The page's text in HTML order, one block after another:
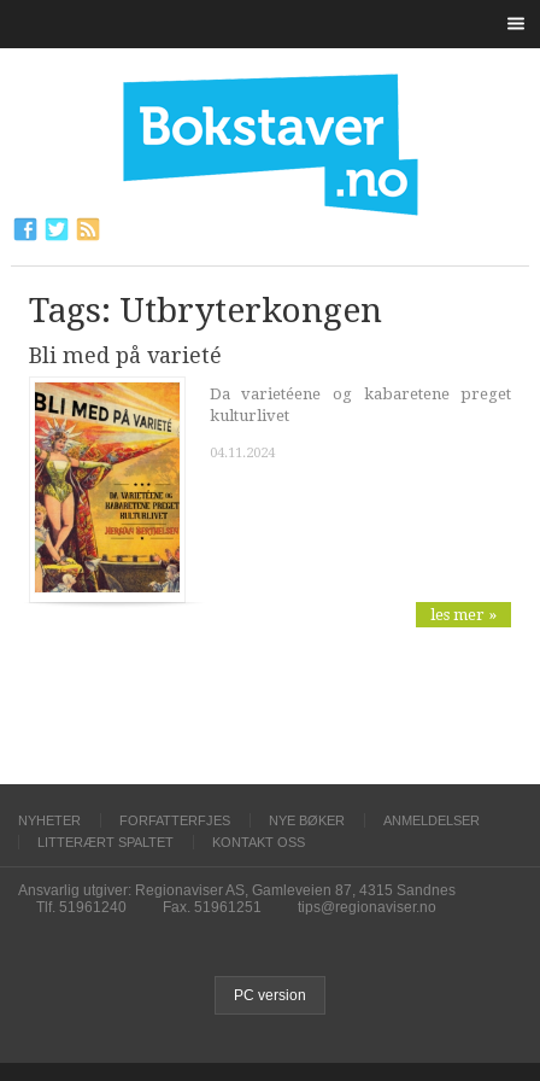
Tags: Utbryterkongen
Bli med på varieté
Da varietéene og kabaretene preget
kulturlivet
04.11.2024
les mer »
NYHETER FORFATTERFJES NYE BØKER
ANMELDELSER
LITTERÆRT SPALTET
KONTAKT OSS
Ansvarlig utgiver: Regionaviser AS, Gamleveien 87, 4315 Sandnes
Tlf. 51961240
Fax. 51961251 tips@regionaviser.no
PC version